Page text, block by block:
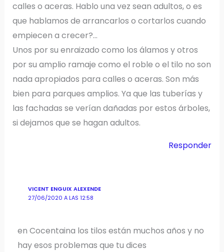
calles o aceras. Hablo una vez sean adultos, o es
que hablamos de arrancarlos o cortarlos cuando
empiecen a crecer?…
Unos por su enraizado como los álamos y otros
por su amplio ramaje como el roble o el tilo no son
nada apropiados para calles o aceras. Son más
bien para parques amplios. Ya que las tuberías y
las fachadas se verían dañadas por estos árboles,
si dejamos que se hagan adultos.
Responder
VICENT ENGUIX ALEXENDE
27/06/2020 A LAS 12:58
en Cocentaina los tilos están muchos años y no
hay esos problemas que tu dices